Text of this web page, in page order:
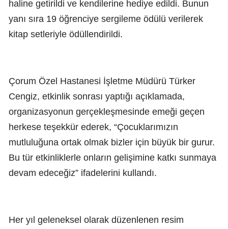
haline getirildi ve kendilerine hediye edildi. Bunun
yanı sıra 19 öğrenciye sergileme ödülü verilerek
kitap setleriyle ödüllendirildi.
Çorum Özel Hastanesi İşletme Müdürü Türker
Cengiz, etkinlik sonrası yaptığı açıklamada,
organizasyonun gerçekleşmesinde emeği geçen
herkese teşekkür ederek, “Çocuklarımızın
mutluluğuna ortak olmak bizler için büyük bir gurur.
Bu tür etkinliklerle onların gelişimine katkı sunmaya
devam edeceğiz” ifadelerini kullandı.
Her yıl geleneksel olarak düzenlenen resim